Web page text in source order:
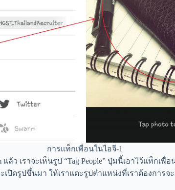
การแท็กเพื่อนในไอจี-1
ล้ว เราจะเห็นรูป “Tag People” ปุ่มนี้เอาไว้แท็กเ
ะเปิดรูปขึ้นมา ให้เราแตะรูปตำแหน่งที่เราต้องกา